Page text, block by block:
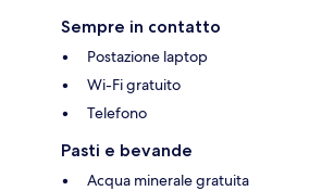
Sempre in contatto
Postazione laptop
Wi-Fi gratuito
Telefono
Pasti e bevande
Acqua minerale gratuita